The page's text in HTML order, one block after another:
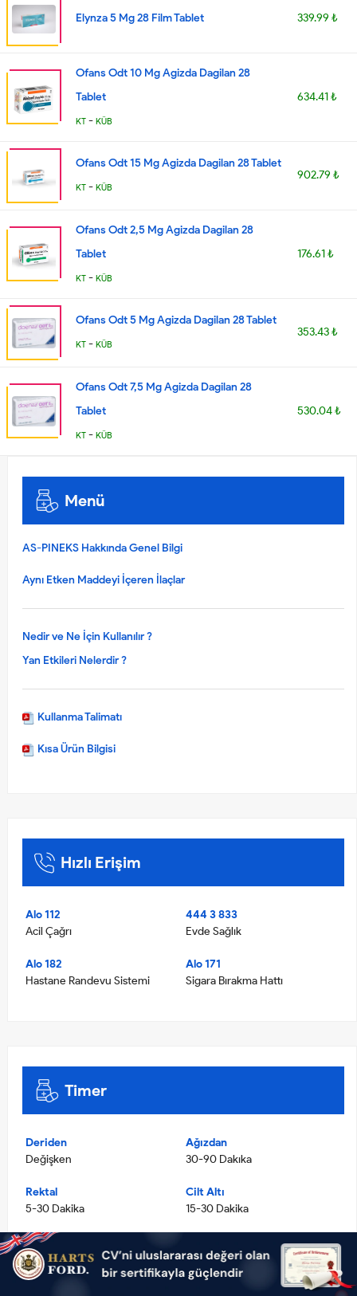
Elynza 5 Mg 28 Film Tablet 339.99 ₺
Ofans Odt 10 Mg Agizda Dagilan 28
Tablet
KT - KÜB
634.41 ₺
Ofans Odt 15 Mg Agizda Dagilan 28 Tablet
KT - KÜB
902.79 ₺
Ofans Odt 2,5 Mg Agizda Dagilan 28
Tablet
KT - KÜB
176.61 ₺
Ofans Odt 5 Mg Agizda Dagilan 28 Tablet
KT - KÜB
353.43 ₺
Ofans Odt 7,5 Mg Agizda Dagilan 28
Tablet
KT - KÜB
530.04 ₺
Menü
AS-PINEKS Hakkında Genel Bilgi
Aynı Etken Maddeyi İçeren İlaçlar
Nedir ve Ne İçin Kullanılır ?
Yan Etkileri Nelerdir ?
Kullanma Talimatı
Kısa Ürün Bilgisi
Hızlı Erişim
Alo 112
Acil Çağrı
444 3 833
Evde Sağlık
Alo 182
Hastane Randevu Sistemi
Alo 171
Sigara Bırakma Hattı
Timer
Deriden
Değişken
Ağızdan
30-90 Dakıka
Rektal
5-30 Dakika
Cilt Altı
15-30 Dakika
Kasiçi
10-20 Dakika
3-5 Dakika